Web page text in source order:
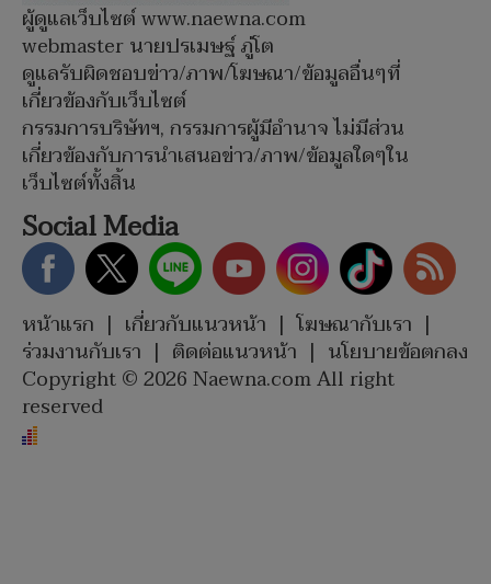
ผู้ดูแลเว็บไซต์ www.naewna.com
webmaster นายปรเมษฐ์ ภู่โต
ดูแลรับผิดชอบข่าว/ภาพ/โฆษณา/ข้อมูลอื่นๆที่
เกี่ยวข้องกับเว็บไซต์
กรรมการบริษัทฯ, กรรมการผู้มีอำนาจ ไม่มีส่วน
เกี่ยวข้องกับการนำเสนอข่าว/ภาพ/ข้อมูลใดๆใน
เว็บไซต์ทั้งสิ้น
Social Media
หน้าแรก | เกี่ยวกับแนวหน้า | โฆษณากับเรา |
ร่วมงานกับเรา | ติดต่อแนวหน้า | นโยบายข้อตกลง
Copyright © 2026 Naewna.com All right
reserved